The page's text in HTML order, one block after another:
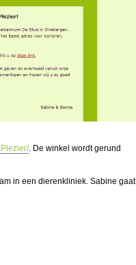
. De winkel wordt gerund
in een dierenkliniek. Sabine gaat